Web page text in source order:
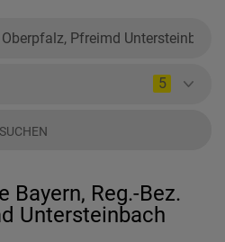
5
SUCHEN
Bayern, Reg.-Bez.
Untersteinbach